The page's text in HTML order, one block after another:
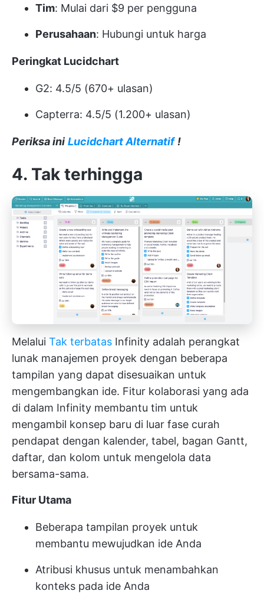
Tim: Mulai dari $9 per pengguna
Perusahaan: Hubungi untuk harga
Peringkat Lucidchart
G2: 4.5/5 (670+ ulasan)
Capterra: 4.5/5 (1.200+ ulasan)
Periksa ini Lucidchart Alternatif !
4. Tak terhingga
Melalui Tak terbatas Infinity adalah perangkat
lunak manajemen proyek dengan beberapa
tampilan yang dapat disesuaikan untuk
mengembangkan ide. Fitur kolaborasi yang ada
di dalam Infinity membantu tim untuk
mengambil konsep baru di luar fase curah
pendapat dengan kalender, tabel, bagan Gantt,
daftar, dan kolom untuk mengelola data
bersama-sama.
Fitur Utama
Beberapa tampilan proyek untuk
membantu mewujudkan ide Anda
Atribusi khusus untuk menambahkan
konteks pada ide Anda